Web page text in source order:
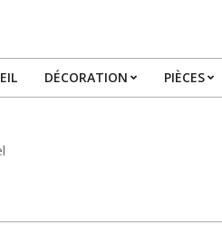
DÉCORATION PIÈCES